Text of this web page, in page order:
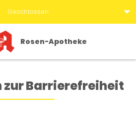
Geschlossen
Rosen-Apotheke
Barrierefreiheit